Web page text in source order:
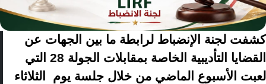
كشفت لجنة الإنضباط لرابطة ما بين الجهات عن
القضايا التأديبية الخاصة بمقابلات الجولة 28 التي
لعبت الأسبوع الماضي من خلال جلسة يوم الثلاثاء